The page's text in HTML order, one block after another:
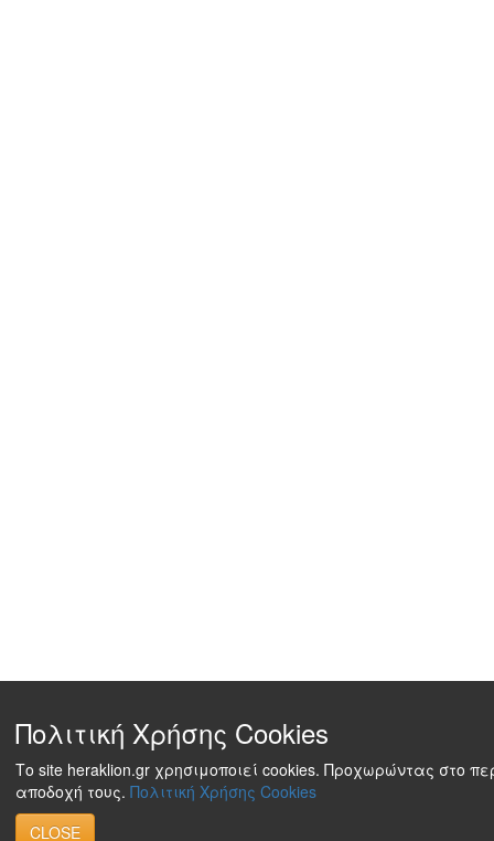
Πολιτική Χρήσης Cookies
Το site heraklion.gr χρησιμοποιεί cookies. Προχωρώντας στο
αποδοχή τους. Πολιτική Χρήσης Cookies
CLOSE